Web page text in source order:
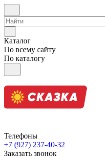
Каталог
По всему сайту
По каталогу
Телефоны
+7 (927) 237-40-32
Заказать звонок